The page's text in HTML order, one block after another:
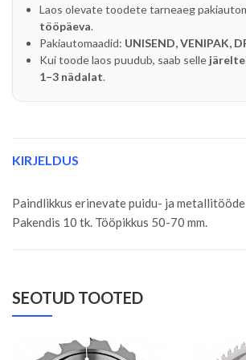
Laos olevate toodete tarneaeg
tööpäeva.
Pakiautomaadid: UNISEND, VENIPAK,
Kui toode laos puudub, saab selle
1–3 nädalat.
KIRJELDUS
Paindlikkus erinevate puidu- ja
Pakendis 10 tk. Tööpikkus 50-70 mm.
SEOTUD TOOTED